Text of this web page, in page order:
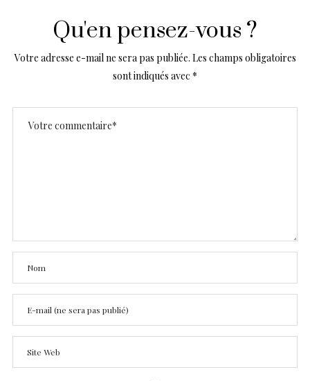
Qu'en pensez-vous ?
Votre adresse e-mail ne sera pas publiée. Les champs obligatoires
sont indiqués avec *